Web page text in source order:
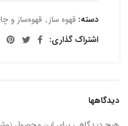
دسته: قهوه‌ ساز, قهوه‌ساز و
اشتراک گذاری:
دیدگاهها